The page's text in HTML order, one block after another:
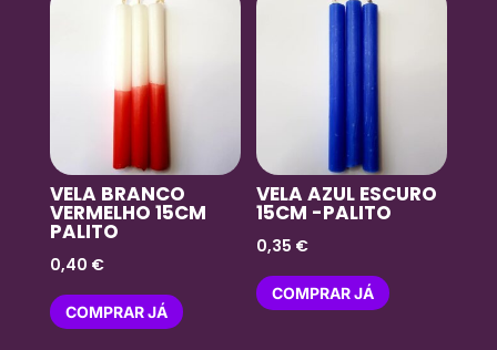
VELA BRANCO
VERMELHO 15CM
PALITO
0,40 €
COMPRAR JÁ
VELA AZUL ESCURO
15CM -PALITO
0,35 €
COMPRAR JÁ